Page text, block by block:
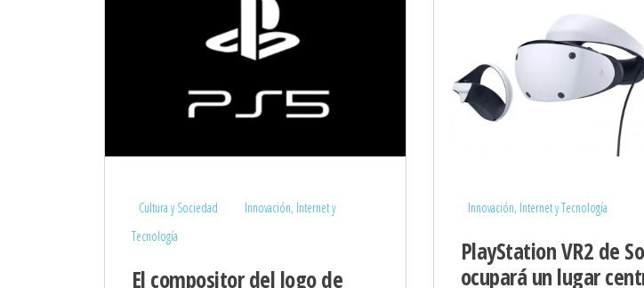
Cultura y Sociedad
Innovación, Internet y
Tecnología
El compositor del logo de
Innovación, Internet y Tecnología
PlayStation VR2 de
ocupará un lugar